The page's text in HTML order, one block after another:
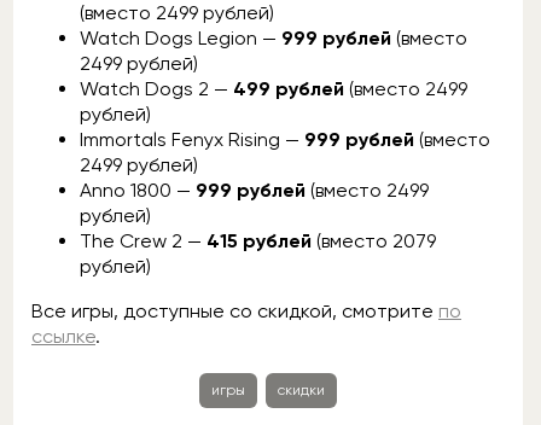
(вместо 2499 рублей)
Watch Dogs Legion — 999 рублей (вместо
2499 рублей)
Watch Dogs 2 — 499 рублей (вместо 2499
рублей)
Immortals Fenyx Rising — 999 рублей (вместо
2499 рублей)
Anno 1800 — 999 рублей (вместо 2499
рублей)
The Crew 2 — 415 рублей (вместо 2079
рублей)
Все игры, доступные со скидкой, смотрите по
ссылке.
игры скидки